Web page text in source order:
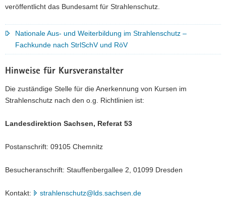
veröffentlicht das Bundesamt für Strahlenschutz.
Nationale Aus- und Weiterbildung im Strahlenschutz –
Fachkunde nach StrlSchV und RöV
Hinweise für Kursveranstalter
Die zuständige Stelle für die Anerkennung von Kursen im
Strahlenschutz nach den o.g. Richtlinien ist:
Landesdirektion Sachsen, Referat 53
Postanschrift: 09105 Chemnitz
Besucheranschrift: Stauffenbergallee 2, 01099 Dresden
Kontakt: strahlenschutz@lds.sachsen.de